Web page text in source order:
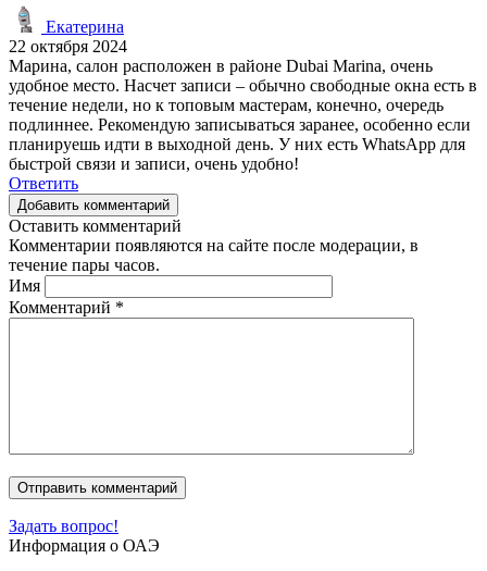
Екатерина
22 октября 2024
Марина, салон расположен в районе Dubai Marina, очень
удобное место. Насчет записи – обычно свободные окна есть в
течение недели, но к топовым мастерам, конечно, очередь
подлиннее. Рекомендую записываться заранее, особенно если
планируешь идти в выходной день. У них есть WhatsApp для
быстрой связи и записи, очень удобно!
Ответить
Добавить комментарий
Оставить комментарий
Комментарии появляются на сайте после модерации, в
течение пары часов.
Имя
Комментарий *
Задать вопрос!
Информация о ОАЭ